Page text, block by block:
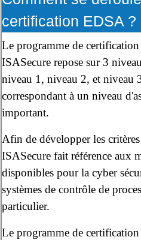
certification EDSA ?
Le programme de
ISASecure repose sur 3
niveau 1, niveau 2, et niveau
correspondant à un niveau
important.
Afin de développer les
ISASecure fait référence aux
disponibles pour la cyber
systèmes de contrôle de
particulier.
Le programme de